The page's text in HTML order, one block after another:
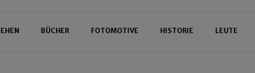
Leipzig
BÜCHER FOTOMOTIVE HISTORIE LEUTE